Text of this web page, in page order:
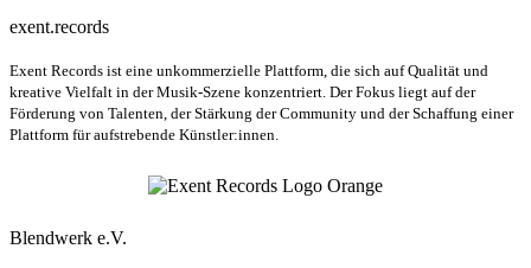
exent.records
Exent Records ist eine unkommerzielle Plattform, die sich auf Qualität und
kreative Vielfalt in der Musik-Szene konzentriert. Der Fokus liegt auf der
Förderung von Talenten, der Stärkung der Community und der Schaffung einer
Plattform für aufstrebende Künstler:innen.
Blendwerk e.V.